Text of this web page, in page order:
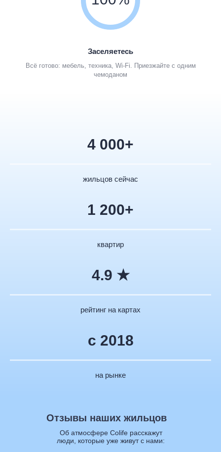
Заселяетесь
Всё готово: мебель, техника, Wi-Fi. Приезжайте с одним
чемоданом
4 000+
жильцов сейчас
1 200+
квартир
4.9 ★
рейтинг на картах
с 2018
на рынке
Об атмосфере Colife расскажут
люди, которые уже живут с нами:
Отзывы наших жильцов